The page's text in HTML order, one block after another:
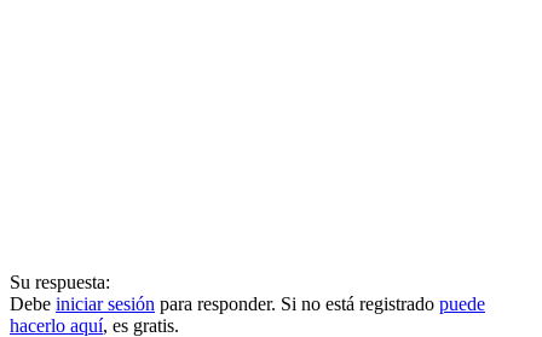
Su respuesta:
Debe iniciar sesión para responder. Si no está registrado puede
hacerlo aquí, es gratis.